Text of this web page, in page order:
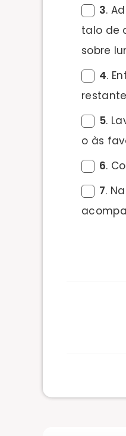
3.
talo de
sobre
4.
5.
o às
6.
7.